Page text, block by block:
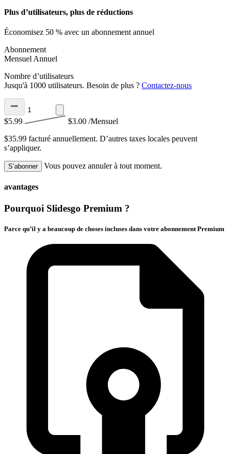
Plus d’utilisateurs, plus de réductions
Économisez 50 % avec un abonnement annuel
Abonnement
Mensuel Annuel
Nombre d’utilisateurs
Jusqu'à 1000 utilisateurs. Besoin de plus ? Contactez-nous
$5.99 $3.00 /Mensuel
$35.99 facturé annuellement. D’autres taxes locales peuvent
s’appliquer.
S’abonner Vous pouvez annuler à tout moment.
avantages
Pourquoi Slidesgo Premium ?
Parce qu’il y a beaucoup de choses incluses dans votre abonnement Premium